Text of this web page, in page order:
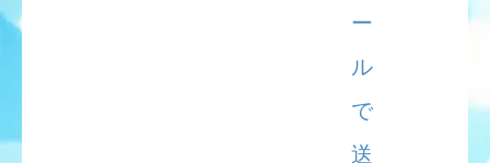
大阪府 からの参加を受付けました
東京都 からの参加を受付けました